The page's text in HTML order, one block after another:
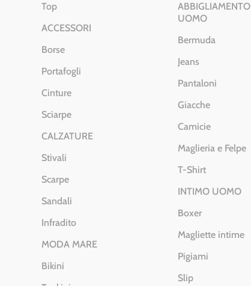
Top
ACCESSORI
Borse
Portafogli
Cinture
Sciarpe
CALZATURE
Stivali
Scarpe
Sandali
Infradito
MODA MARE
Bikini
ABBIGLIAMENTO
UOMO
Bermuda
Jeans
Pantaloni
Giacche
Camicie
Maglieria e Felpe
T-Shirt
INTIMO UOMO
Boxer
Magliette intime
Pigiami
Slip